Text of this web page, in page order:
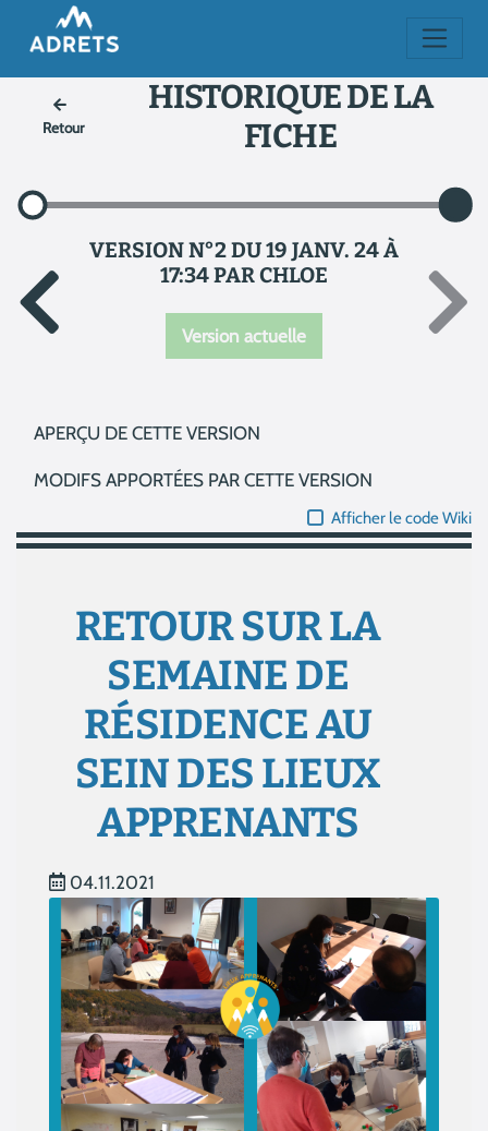
Retour
HISTORIQUE DE LA
FICHE
VERSION N°2 DU 19 JANV. 24 À
17:34 PAR CHLOE
Version actuelle
APERÇU DE CETTE VERSION
MODIFS APPORTÉES PAR CETTE VERSION
Afficher le code Wiki
RETOUR SUR LA
SEMAINE DE
RÉSIDENCE AU
SEIN DES LIEUX
APPRENANTS
04.11.2021